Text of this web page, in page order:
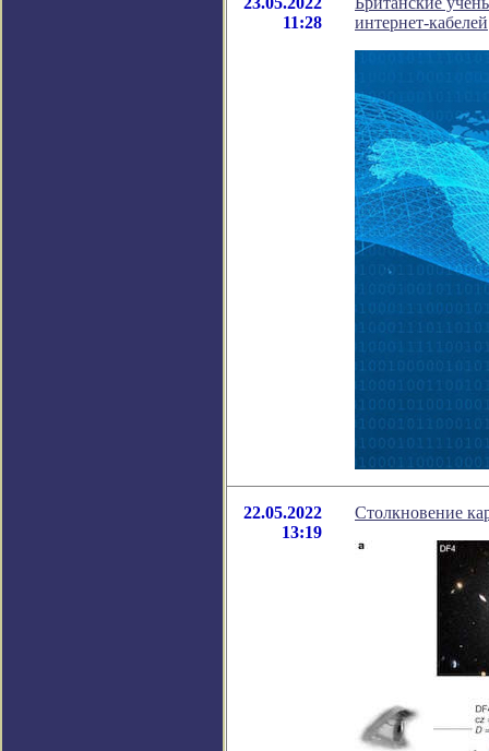
11:28
интернет-кабелей
22.05.2022
13:19
Столкновение